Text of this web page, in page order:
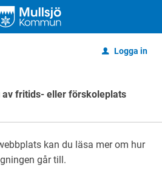
u Logga in
av fritids- eller förskoleplats
kan du läsa mer om hur
går till.